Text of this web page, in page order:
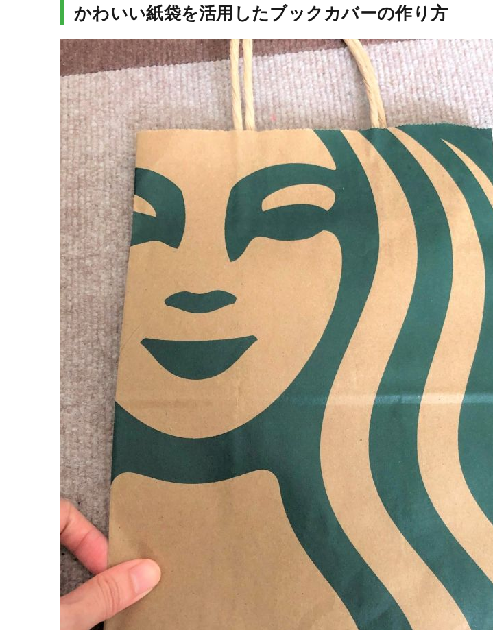
かわいい紙袋を活用したブックカバーの作り方